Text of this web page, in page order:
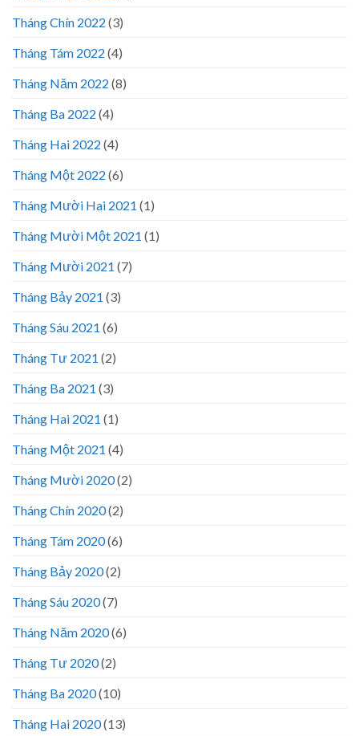
Tháng Chín 2022 (3)
Tháng Tám 2022 (4)
Tháng Năm 2022 (8)
Tháng Ba 2022 (4)
Tháng Hai 2022 (4)
Tháng Một 2022 (6)
Tháng Mười Hai 2021 (1)
Tháng Mười Một 2021 (1)
Tháng Mười 2021 (7)
Tháng Bảy 2021 (3)
Tháng Sáu 2021 (6)
Tháng Tư 2021 (2)
Tháng Ba 2021 (3)
Tháng Hai 2021 (1)
Tháng Một 2021 (4)
Tháng Mười 2020(2)
Tháng Chín 2020(2)
Tháng Tám 2020(6)
Tháng Bảy 2020(2)
Tháng Sáu 2020(7)
Tháng Năm 2020(6)
Tháng Tư 2020(2)
Tháng Ba 2020(10)
Tháng Hai 2020(13)